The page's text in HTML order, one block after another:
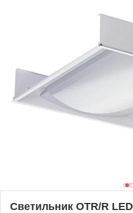
Светильник OTR/R